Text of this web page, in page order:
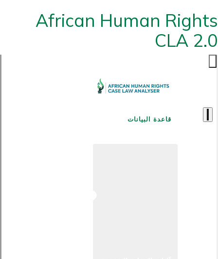
African Human Rights
CLA 2.0
قاعدة البيانات